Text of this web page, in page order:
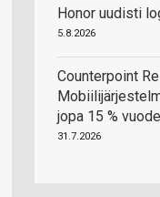
Honor uudisti
5.8.2026
Counterpoint
jopa 15 %
31.7.2026